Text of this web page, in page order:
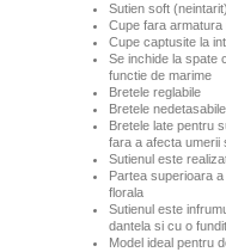
Sutien soft (neintarit)
Cupe fara armatura
Cupe captusite la
Se inchide la spate
functie de marime
Bretele reglabile
Bretele nedetasabile
Bretele late pentru
fara a afecta umerii
Sutienul este
Partea superioara
florala
Sutienul este
dantela si cu o
Model ideal pentru